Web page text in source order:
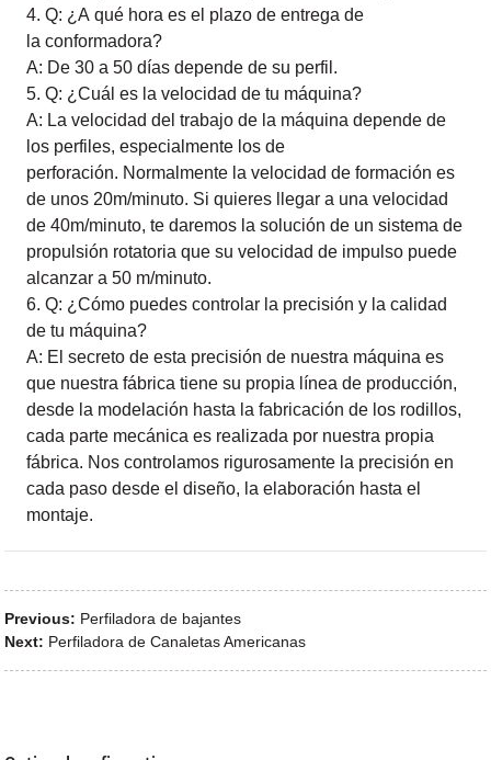
4. Q: ¿A qué hora es el plazo de entrega de
la conformadora?
A: De 30 a 50 días depende de su perfil.
5. Q: ¿Cuál es la velocidad de tu máquina?
A: La velocidad del trabajo de la máquina depende de
los perfiles, especialmente los de
perforación. Normalmente la velocidad de formación es
de unos 20m/minuto. Si quieres llegar a una velocidad
de 40m/minuto, te daremos la solución de un sistema de
propulsión rotatoria que su velocidad de impulso puede
alcanzar a 50 m/minuto.
6. Q: ¿Cómo puedes controlar la precisión y la calidad
de tu máquina?
A: El secreto de esta precisión de nuestra máquina es
que nuestra fábrica tiene su propia línea de producción,
desde la modelación hasta la fabricación de los rodillos,
cada parte mecánica es realizada por nuestra propia
fábrica. Nos controlamos rigurosamente la precisión en
cada paso desde el diseño, la elaboración hasta el
montaje.
Previous: Perfiladora de bajantes
Next: Perfiladora de Canaletas Americanas